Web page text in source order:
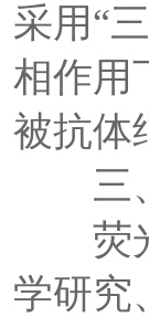
采用“
相作用
被抗体
三
荧光
学研究